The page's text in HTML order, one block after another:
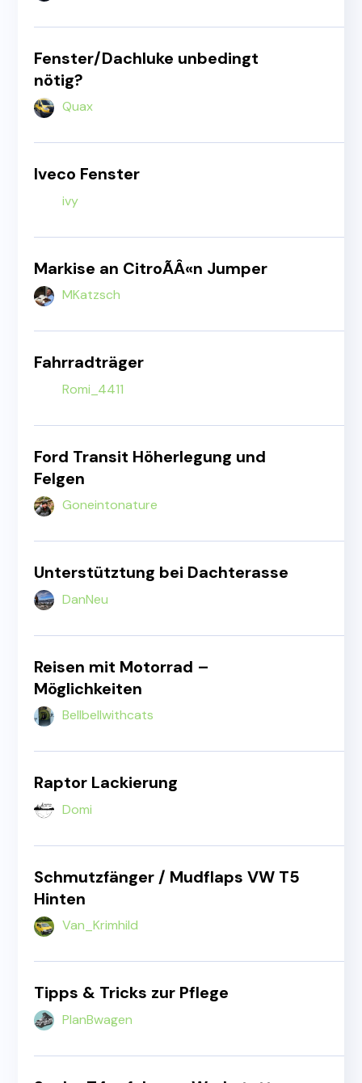
Fenster/Dachluke unbedingt
nötig?
Quax
Iveco Fenster
ivy
Markise an CitroÃÂ«n Jumper
MKatzsch
Fahrradträger
Romi_4411
Ford Transit Höherlegung und
Felgen
Goneintonature
Unterstütztung bei Dachterasse
DanNeu
Reisen mit Motorrad –
Möglichkeiten
Bellbellwithcats
Raptor Lackierung
Domi
Schmutzfänger / Mudflaps VW T5
Hinten
Van_Krimhild
Tipps & Tricks zur Pflege
PlanBwagen